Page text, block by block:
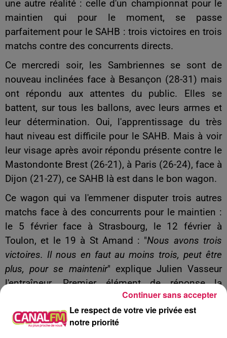
une autre réalité : celle d'un championnat pour le
maintien qui pour le moment, se passe
parfaitement pour le SAHB : trois victoires en trois
matchs contre des concurrents directs.
Ce mercredi soir, les Sambriennes se sont de
nouveau inclinées face à Besançon (28-31) mais
ont répondu aux attentes du public. Elles se
battent, sur tous les ballons, avec leurs armes et
leur détermination. Oui, l'apprentissage du très
haut niveau est difficile pour le SAHB. Mais à voir
leur visage après avoir répondu présente contre le
Mastondonte Brest (26-21), à Paris (26-24), face à
Dijon (21-27), ce SAHB là est dans le bon wagon.
Ce wagon qui va l'emmener disputer trois autres
matchs face à des concurrents pour le maintien :
le 5 février face à Strasbourg, le 12 février à
Toulon, et le 19 à St Amand : "Nous avons trois
victoires. Il nous en faut au moins trois, peut être
plus, pour se maintenir" explique Julien Vasseur
l'entraîneur. Premier élément de réponse la
semaine prochaine, salle Coubertin à Maubeuge.
À L'ANTENNELe respect de votre vie privée est
notre priorité
Continuer sans accepter